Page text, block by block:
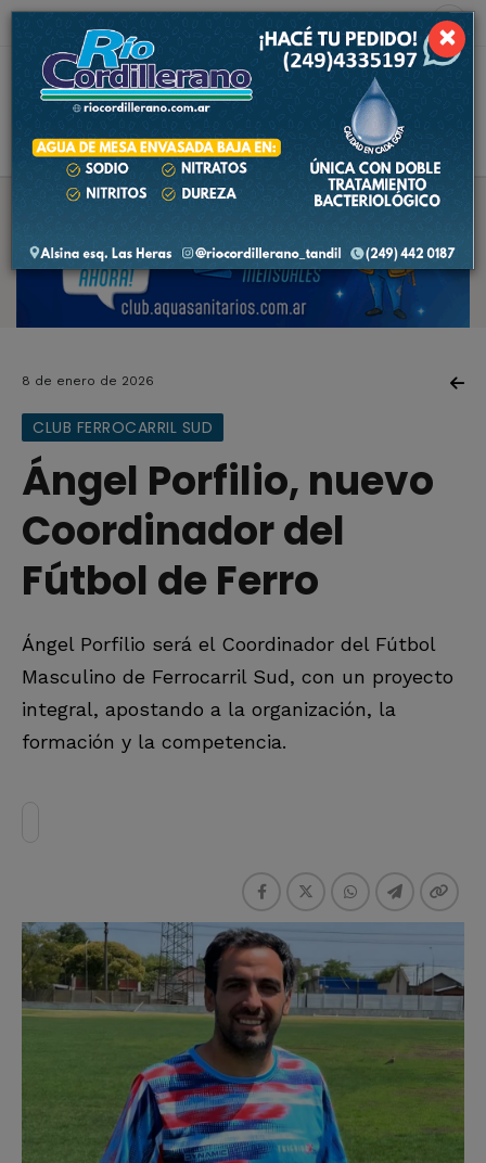
2.1 ºC 9 de agosto de 2026
8 de enero de 2026
CLUB FERROCARRIL SUD
Ángel Porfilio, nuevo
Coordinador del
Fútbol de Ferro
Ángel Porfilio será el Coordinador del Fútbol
Masculino de Ferrocarril Sud, con un proyecto
integral, apostando a la organización, la
formación y la competencia.
×